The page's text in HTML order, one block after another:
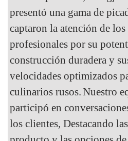
presentó una gama de
captaron la atención de
profesionales por su
construcción duradera y
velocidades optimizados
culinarios rusos.Nuestro
participó en
los clientes, Destacando